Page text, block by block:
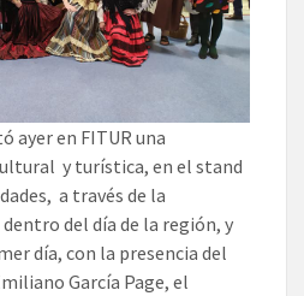
ayer en FITUR una
y turística, en el stand
a través de la
del día de la región, y
día, con la presencia del
García Page, el